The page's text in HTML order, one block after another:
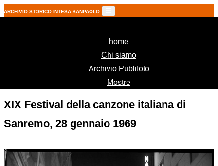
ARCHIVIO STORICO INTESA SANPAOLO
home(current)
Chi siamo
Archivio Publifoto
Mostre
XIX Festival della canzone italiana di
Sanremo, 28 gennaio 1969